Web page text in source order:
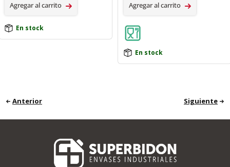
Agregar al carrito
En stock
Agregar al carrito
En stock
Anterior Siguiente